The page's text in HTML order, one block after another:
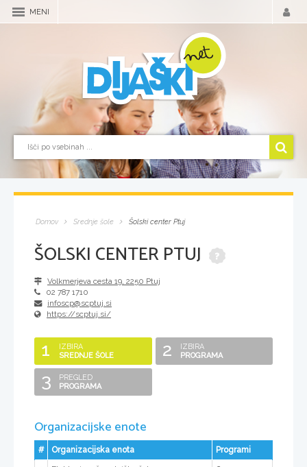
MENI
Domov Srednje šole Šolski center Ptuj
ŠOLSKI CENTER PTUJ
Volkmerjeva cesta 19, 2250 Ptuj
02 787 1710
infoscp@scptuj.si
https://scptuj.si/
1
IZBIRA
SREDNJE ŠOLE
2
IZBIRA
PROGRAMA
3
PREGLED
PROGRAMA
Organizacijske enote
# Organizacijska enota
Programi